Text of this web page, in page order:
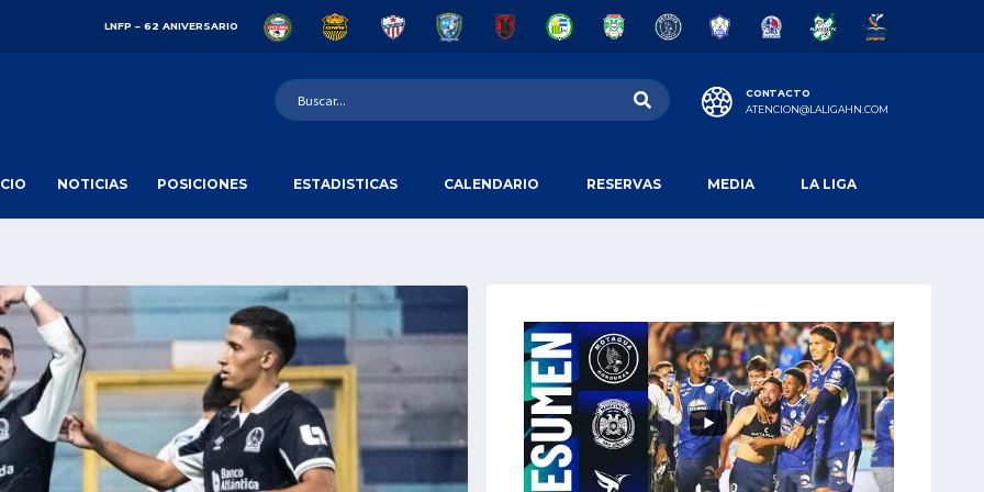
LNFP – 62 ANIVERSARIO
CONTACTO
ATENCION@LALIGAHN.COM
NOTICIAS POSICIONES ESTADISTICAS CALENDARIO RESERVAS MEDIA LA LIGA